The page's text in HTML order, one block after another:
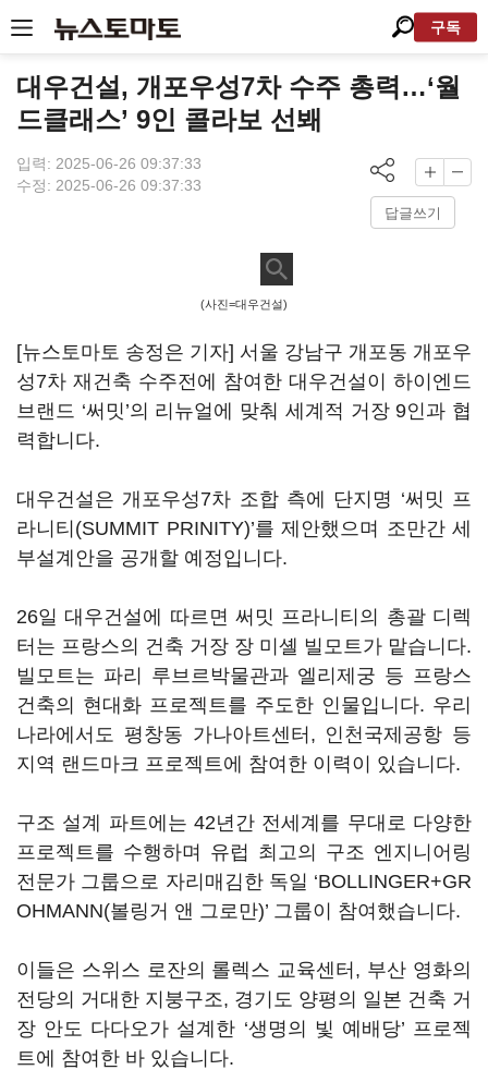
구독
대우건설, 개포우성7차 수주 총력…‘월
드클래스’ 9인 콜라보 선봬
입력: 2025-06-26 09:37:33
수정: 2025-06-26 09:37:33
답글쓰기
(사진=대우건설)
[뉴스토마토 송정은 기자] 서울 강남구 개포동 개포우
성7차 재건축 수주전에 참여한 대우건설이 하이엔드
브랜드 ‘써밋’의 리뉴얼에 맞춰 세계적 거장 9인과 협
력합니다.
대우건설은 개포우성7차 조합 측에 단지명 ‘써밋 프
라니티(SUMMIT PRINITY)’를 제안했으며 조만간 세
부설계안을 공개할 예정입니다.
26일 대우건설에 따르면 써밋 프라니티의 총괄 디렉
터는 프랑스의 건축 거장 장 미셸 빌모트가 맡습니다.
빌모트는 파리 루브르박물관과 엘리제궁 등 프랑스
건축의 현대화 프로젝트를 주도한 인물입니다. 우리
나라에서도 평창동 가나아트센터, 인천국제공항 등
지역 랜드마크 프로젝트에 참여한 이력이 있습니다.
구조 설계 파트에는 42년간 전세계를 무대로 다양한
프로젝트를 수행하며 유럽 최고의 구조 엔지니어링
전문가 그룹으로 자리매김한 독일 ‘BOLLINGER+GR
OHMANN(볼링거 앤 그로만)’ 그룹이 참여했습니다.
이들은 스위스 로잔의 롤렉스 교육센터, 부산 영화의
전당의 거대한 지붕구조, 경기도 양평의 일본 건축 거
장 안도 다다오가 설계한 ‘생명의 빛 예배당’ 프로젝
트에 참여한 바 있습니다.